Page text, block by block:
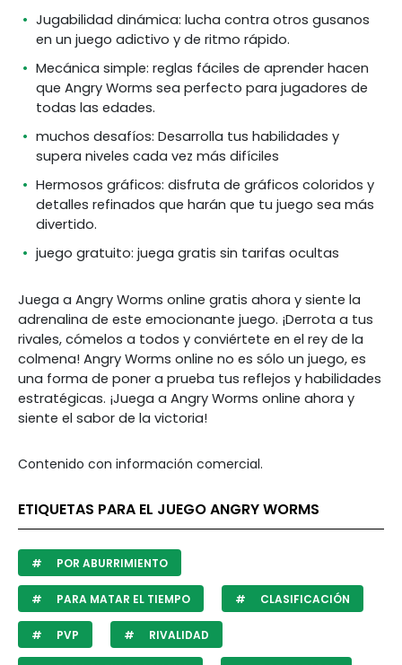
Jugabilidad dinámica: lucha contra otros gusanos
en un juego adictivo y de ritmo rápido.
Mecánica simple: reglas fáciles de aprender hacen
que Angry Worms sea perfecto para jugadores de
todas las edades.
muchos desafíos: Desarrolla tus habilidades y
supera niveles cada vez más difíciles
Hermosos gráficos: disfruta de gráficos coloridos y
detalles refinados que harán que tu juego sea más
divertido.
juego gratuito: juega gratis sin tarifas ocultas
Juega a Angry Worms online gratis ahora y siente la
adrenalina de este emocionante juego. ¡Derrota a tus
rivales, cómelos a todos y conviértete en el rey de la
colmena! Angry Worms online no es sólo un juego, es
una forma de poner a prueba tus reflejos y habilidades
estratégicas. ¡Juega a Angry Worms online ahora y
siente el sabor de la victoria!
Contenido con información comercial.
ETIQUETAS PARA EL JUEGO ANGRY WORMS
POR ABURRIMIENTO
PARA MATAR EL TIEMPO CLASIFICACIÓN
PVP RIVALIDAD